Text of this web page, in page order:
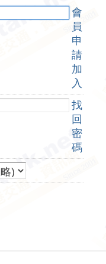
會
員
申
請
加
入
找
回
密
碼